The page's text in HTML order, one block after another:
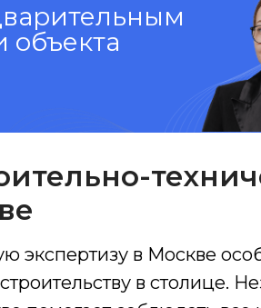
экспертизу в Москве
в столице.
объекта